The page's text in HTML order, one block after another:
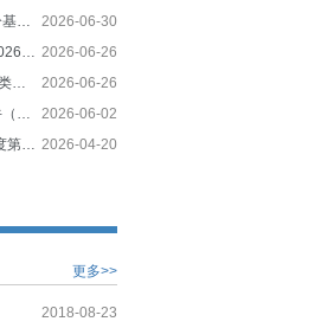
2026-06-30
创金合信基金管理有限公司关于公司旗下部分基金估值调整情况的公告
2026-06-26
创金合信恒利超短债债券型证券投资基金（2026年6月）招募说明书（更新）
2026-06-26
创金合信恒利超短债债券型证券投资基金（E类份额）基金产品资料概要更新
2026-06-02
创金合信基金管理有限公司关于终止中证金牛（北京）基金销售有限公司办理旗下基金相关销售业务的公告
2026-04-20
创金合信基金管理有限公司旗下基金2026年度第一季度报告提示性公告
更多>>
2018-08-23